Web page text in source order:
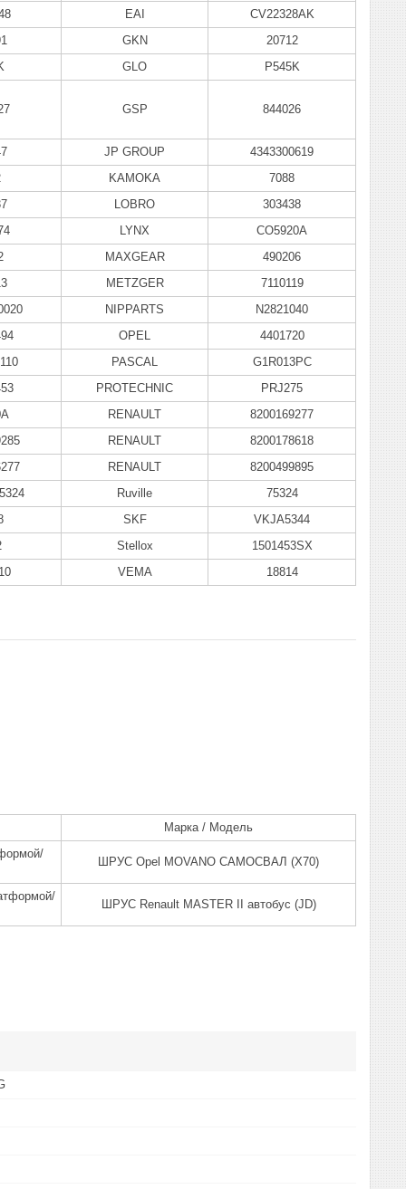
EAI
CV22328AK
GKN
20712
GLO
P545K
GSP 844026
JP GROUP
4343300619
KAMOKA
7088
LOBRO
303438
LYNX
CO5920A
MAXGEAR
490206
METZGER
7110119
NIPPARTS
N2821040
OPEL
4401720
PASCAL
G1R013PC
PROTECHNIC
PRJ275
RENAULT
8200169277
RENAULT
8200178618
RENAULT
8200499895
Ruville
75324
SKF
VKJA5344
Stellox
1501453SX
VEMA 18814
Марка / Модель
ШРУС Opel MOVANO САМОСВАЛ (X70)
ШРУС Renault MASTER II автобус (JD)